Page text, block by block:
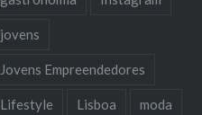
jovens
Jovens Empreendedores
Lifestyle Lisboa moda